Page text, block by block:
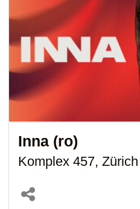
Inna (ro)
Komplex 457, Zürich